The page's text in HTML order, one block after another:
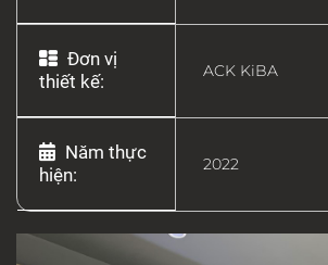
Đơn vị
thiết kế:
ACK KiBA
Năm thực
hiện:
2022